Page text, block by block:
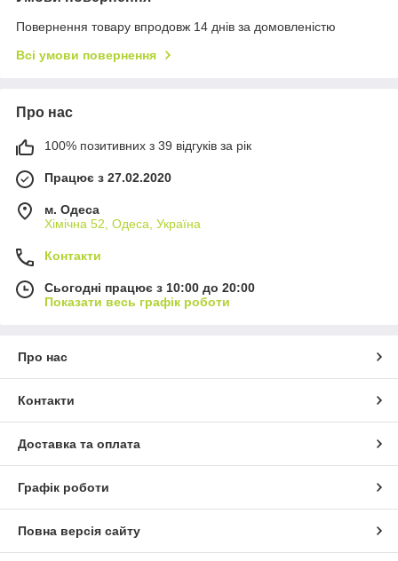
Повернення товару впродовж 14 днів за домовленістю
Всі умови повернення
Про нас
100% позитивних з 39 відгуків за рік
Працює з 27.02.2020
м. Одеса
Хімічна 52, Одеса, Україна
Контакти
Сьогодні працює з 10:00 до 20:00
Показати весь графік роботи
Про нас
Контакти
Доставка та оплата
Графік роботи
Повна версія сайту